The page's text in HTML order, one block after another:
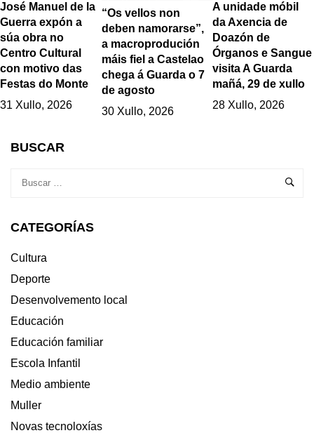
José Manuel de la
Guerra expón a
súa obra no
Centro Cultural
con motivo das
Festas do Monte
31 Xullo, 2026
“Os vellos non
deben namorarse”,
a macroprodución
máis fiel a Castelao
chega á Guarda o 7
de agosto
30 Xullo, 2026
A unidade móbil
da Axencia de
Doazón de
Órganos e Sangue
visita A Guarda
mañá, 29 de xullo
28 Xullo, 2026
BUSCAR
CATEGORÍAS
Cultura
Deporte
Desenvolvemento local
Educación
Educación familiar
Escola Infantil
Medio ambiente
Muller
Novas tecnoloxías